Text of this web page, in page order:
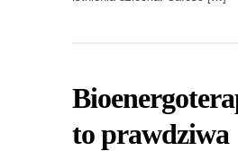
to prawdziwa